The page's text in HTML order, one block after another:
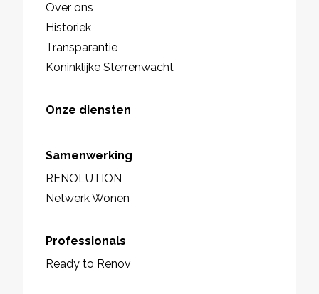
Over ons
Historiek
Transparantie
Koninklijke Sterrenwacht
Onze diensten
Samenwerking
RENOLUTION
Netwerk Wonen
Professionals
Ready to Renov